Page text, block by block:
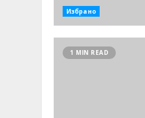
Избрано
1 MIN READ